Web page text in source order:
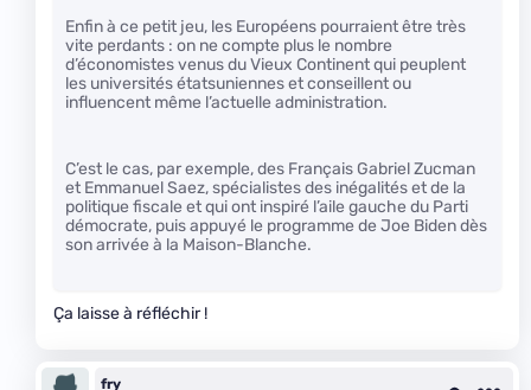
Enfin à ce petit jeu, les Européens pourraient être très
vite perdants : on ne compte plus le nombre
d’économistes venus du Vieux Continent qui peuplent
les universités étatsuniennes et conseillent ou
influencent même l’actuelle administration.
C’est le cas, par exemple, des Français Gabriel Zucman
et Emmanuel Saez, spécialistes des inégalités et de la
politique fiscale et qui ont inspiré l’aile gauche du Parti
démocrate, puis appuyé le programme de Joe Biden dès
son arrivée à la Maison-Blanche.
Ça laisse à réfléchir !
fry